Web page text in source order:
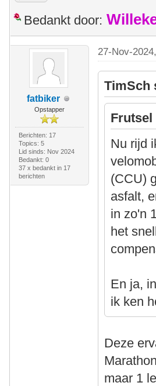
Bedankt door:
fatbiker
Opstapper
Berichten: 17
Topics: 5
Lid sinds: Nov 2024
Bedankt: 0
37 x bedankt in 17
berichten
27-Nov-
TimSch
Frutsel
Nu rijd
(CCU)
asfalt,
in zo'n
het
En ja,
ik ken
Deze
maar 1